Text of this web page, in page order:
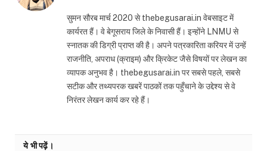
सुमन सौरब मार्च 2020 से thebegusarai.in वेबसाइट में
कार्यरत हैं। वे बेगूसराय जिले के निवासी हैं। इन्होंने LNMU से
स्नातक की डिग्री प्राप्त की है। अपने पत्रकारिता करियर में उन्हें
राजनीति, अपराध (क्राइम) और क्रिकेट जैसे विषयों पर लेखन का
व्यापक अनुभव है। thebegusarai.in पर सबसे पहले, सबसे
सटीक और तथ्यपरक खबरें पाठकों तक पहुँचाने के उद्देश्य से वे
निरंतर लेखन कार्य कर रहे हैं।
ये भी पढ़ें।